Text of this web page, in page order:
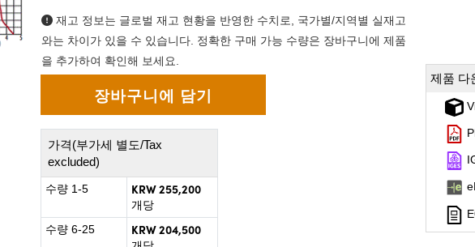
재고 정보는 글로벌 재고 현황을 반영한 수치로, 국가별/지역별 실재고
와는 차이가 있을 수 있습니다. 정확한 구매 가능 수량은 장바구니에 제품
을 추가하여 확인해 보세요.
가격(부가세 별도/Tax
excluded)
수량 1-5 KRW 255,200
개당
수량 6-25
KRW 204,500
제품 다